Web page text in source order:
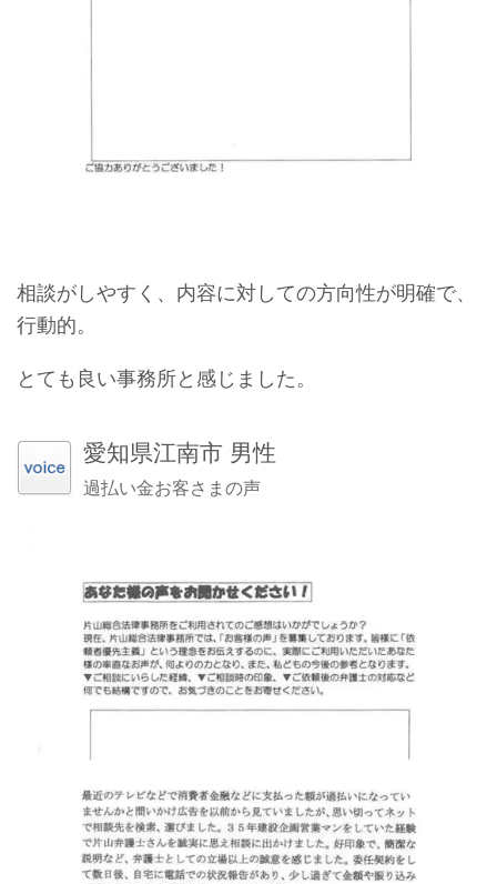
相談がしやすく、内容に対しての方向性が明確で、
行動的。
とても良い事務所と感じました。
愛知県江南市 男性
過払い金お客さまの声